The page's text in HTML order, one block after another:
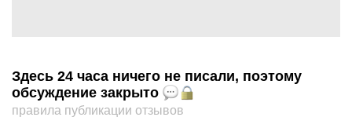
Здесь 24 часа ничего не писали, поэтому
обсуждение закрыто
правила публикации отзывов